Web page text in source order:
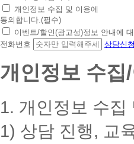
초
간
편
상
담
청
대
폰
개인정보 수집 및 이용에
동의합니다.(필수)
이벤트/할인(광고성)정보 안내에
전화번호
상담신청
개인정보 수집
1. 개인정보 수집
1) 상담 진행, 교